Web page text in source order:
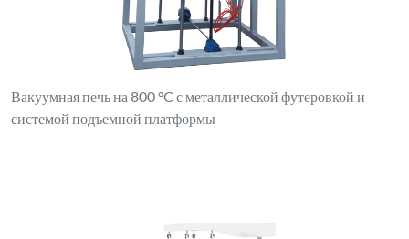
Вакуумная печь на 800 °C с металлической футеровкой и
системой подъемной платформы